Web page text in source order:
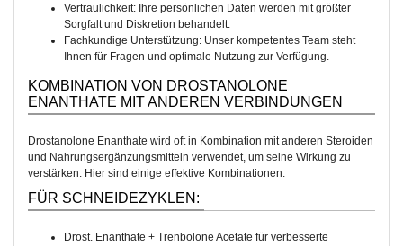
Vertraulichkeit: Ihre persönlichen Daten werden mit größter
Sorgfalt und Diskretion behandelt.
Fachkundige Unterstützung: Unser kompetentes Team steht
Ihnen für Fragen und optimale Nutzung zur Verfügung.
KOMBINATION VON DROSTANOLONE
ENANTHATE MIT ANDEREN VERBINDUNGEN
Drostanolone Enanthate wird oft in Kombination mit anderen Steroiden
und Nahrungsergänzungsmitteln verwendet, um seine Wirkung zu
verstärken. Hier sind einige effektive Kombinationen:
FÜR SCHNEIDEZYKLEN:
Drost. Enanthate + Trenbolone Acetate für verbesserte